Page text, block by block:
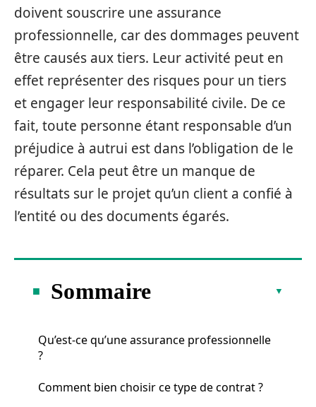
doivent souscrire une assurance
professionnelle, car des dommages peuvent
être causés aux tiers. Leur activité peut en
effet représenter des risques pour un tiers
et engager leur responsabilité civile. De ce
fait, toute personne étant responsable d’un
préjudice à autrui est dans l’obligation de le
réparer. Cela peut être un manque de
résultats sur le projet qu’un client a confié à
l’entité ou des documents égarés.
Sommaire
Qu’est-ce qu’une assurance professionnelle
?
Comment bien choisir ce type de contrat ?